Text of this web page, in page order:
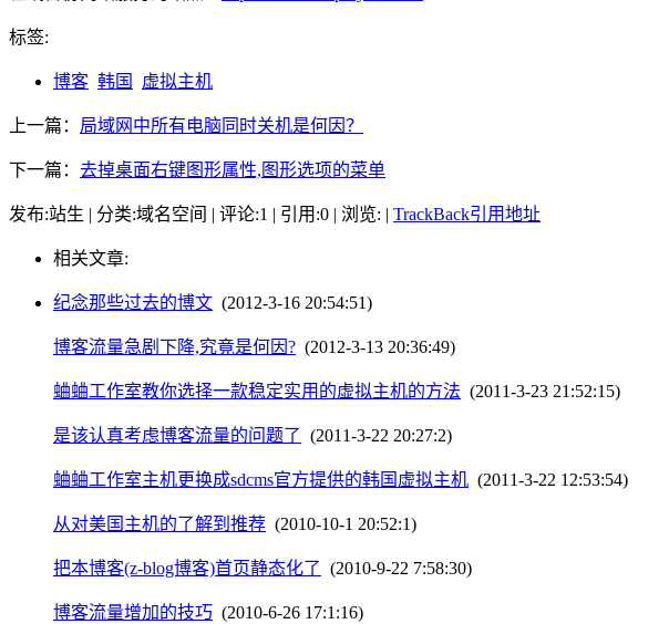
标签:
博客 韩国 虚拟主机
上一篇： 局域网中所有电脑同时关机是何因？
下一篇： 去掉桌面右键图形属性,图形选项的菜单
发布:站生 | 分类:域名空间 | 评论:1 | 引用:0 | 浏览: | TrackBack引用地址
相关文章:
纪念那些过去的博文 (2012-3-16 20:54:51)
博客流量急剧下降,究竟是何因? (2012-3-13 20:36:49)
蛐蛐工作室教你选择一款稳定实用的虚拟主机的方法 (2011-3-23 21:52:15)
是该认真考虑博客流量的问题了 (2011-3-22 20:27:2)
蛐蛐工作室主机更换成sdcms官方提供的韩国虚拟主机 (2011-3-22 12:53:54)
从对美国主机的了解到推荐 (2010-10-1 20:52:1)
把本博客(z-blog博客)首页静态化了 (2010-9-22 7:58:30)
博客流量增加的技巧 (2010-6-26 17:1:16)